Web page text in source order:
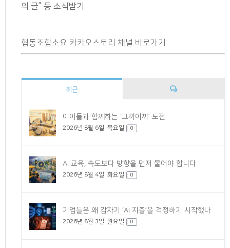
의 글” 등 소식받기
협동조합소요 카카오스토리 채널 바로가기
최근
아이들과 함께하는 ‘그까이꺼’ 도전
2026년 8월 6일. 목요일 0
AI 교육, 속도보다 방향을 먼저 물어야 합니다
2026년 8월 4일. 화요일 0
기업들은 왜 갑자기 ‘AI 지출’을 걱정하기 시작했나
2026년 8월 3일. 월요일 0